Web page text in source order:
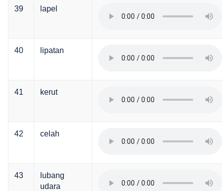
39 lapel
40 lipatan
41 kerut
42 celah
43
lubang
udara